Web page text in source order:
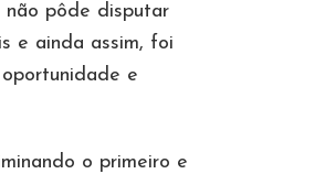
pôde disputar
e ainda assim, foi
e
o primeiro e